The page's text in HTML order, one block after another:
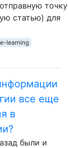
точку
статью) для
learning
все еще
в
были и